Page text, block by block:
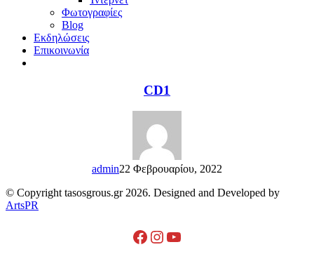
Φωτογραφίες
Blog
Εκδηλώσεις
Επικοινωνία
CD1
admin22 Φεβρουαρίου, 2022
© Copyright tasosgrous.gr 2026. Designed and Developed by
ArtsPR
Facebook
Instagram
YouTube